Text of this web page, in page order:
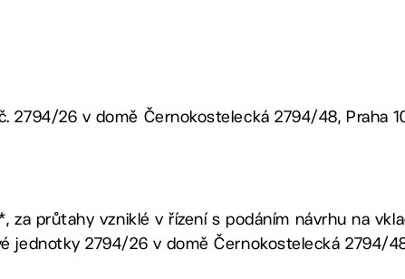
26 v domě Černokostelecká 2794/48, Praha
za průtahy vzniklé v řízení s podáním návrhu na
jednotky 2794/26 v domě Černokostelecká 2794/